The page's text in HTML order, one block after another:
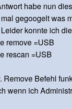
habe nun
gegoogelt was
konnte ich
remove =USB
rescan =USB
Remove Befehl
wenn ich